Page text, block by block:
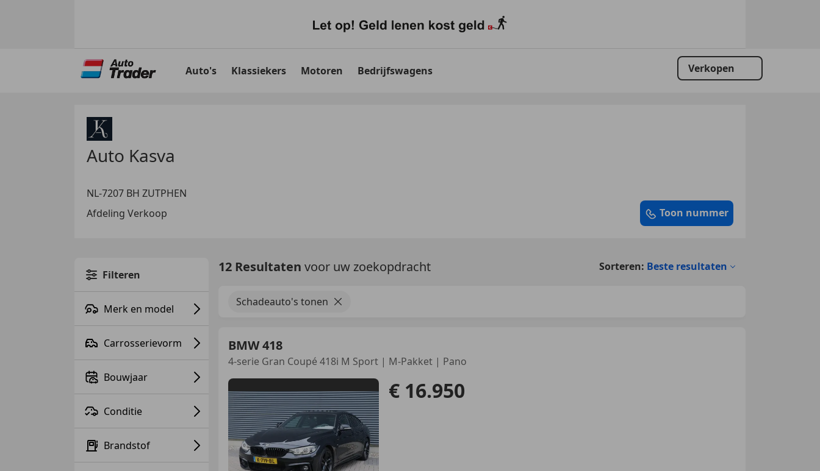
Auto's Klassiekers Motoren Bedrijfswagens Verkopen
Auto Kasva
NL-7207 BH ZUTPHEN
Afdeling Verkoop
Toon nummer
Filteren
Merk en model
Carrosserievorm
Bouwjaar
Conditie
Brandstof
12 Resultaten voor uw zoekopdracht Sorteren: Beste resultaten
Schadeauto's tonen
BMW 418
4-serie Gran Coupé 418i M Sport | M-Pakket | Pano
€ 16.950